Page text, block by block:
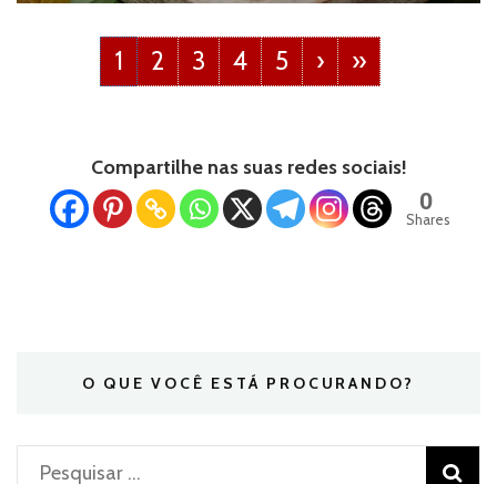
1 2 3 4 5 › »
Compartilhe nas suas redes sociais!
0
Shares
O QUE VOCÊ ESTÁ PROCURANDO?
Pesquisar